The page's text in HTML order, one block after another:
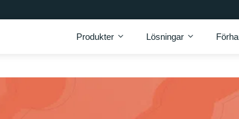
Produkter Lösningar